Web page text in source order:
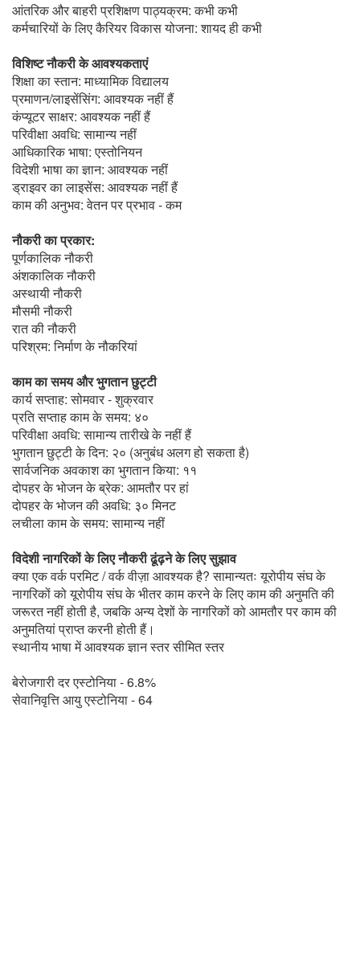
आंतरिक और बाहरी प्रशिक्षण पाठ्यक्रम: कभी कभी
कर्मचारियों के लिए कैरियर विकास योजना: शायद ही कभी
विशिष्ट नौकरी के आवश्यकताएं
शिक्षा का स्तान: माध्यामिक विद्यालय
प्रमाणन/लाइसेंसिंग: आवश्यक नहीं हैं
कंप्यूटर साक्षर: आवश्यक नहीं हैं
परिवीक्षा अवधि: सामान्य नहीं
आधिकारिक भाषा: एस्तोनियन
विदेशी भाषा का ज्ञान: आवश्यक नहीं
ड्राइवर का लाइसेंस: आवश्यक नहीं हैं
काम की अनुभव: वेतन पर प्रभाव - कम
नौकरी का प्रकार:
पूर्णकालिक नौकरी
अंशकालिक नौकरी
अस्थायी नौकरी
मौसमी नौकरी
रात की नौकरी
परिश्रम: निर्माण के नौकरियां
काम का समय और भुगतान छुट्टी
कार्य सप्ताह: सोमवार - शुक्रवार
प्रति सप्ताह काम के समय: ४०
परिवीक्षा अवधि: सामान्य तारीखे के नहीं हैं
भुगतान छुट्टी के दिन: २० (अनुबंध अलग हो सकता है)
सार्वजनिक अवकाश का भुगतान किया: ११
दोपहर के भोजन के ब्रेक: आमतौर पर हां
दोपहर के भोजन की अवधि: ३० मिनट
लचीला काम के समय: सामान्य नहीं
विदेशी नागरिकों के लिए नौकरी ढूंढ़ने के लिए सुझाव
क्या एक वर्क परमिट / वर्क वीज़ा आवश्यक है? सामान्यतः यूरोपीय संघ के
नागरिकों को यूरोपीय संघ के भीतर काम करने के लिए काम की अनुमति की
जरूरत नहीं होती है, जबकि अन्य देशों के नागरिकों को आमतौर पर काम की
अनुमतियां प्राप्त करनी होती हैं।
स्थानीय भाषा में आवश्यक ज्ञान स्तर सीमित स्तर
बेरोजगारी दर एस्टोनिया - 6.8%
सेवानिवृत्ति आयु एस्टोनिया - 64